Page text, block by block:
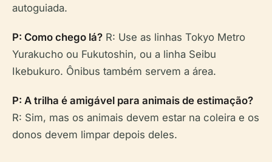
autoguiada.
P: Como chego lá? R: Use as linhas Tokyo Metro
Yurakucho ou Fukutoshin, ou a linha Seibu
Ikebukuro. Ônibus também servem a área.
P: A trilha é amigável para animais de estimação?
R: Sim, mas os animais devem estar na coleira e os
donos devem limpar depois deles.